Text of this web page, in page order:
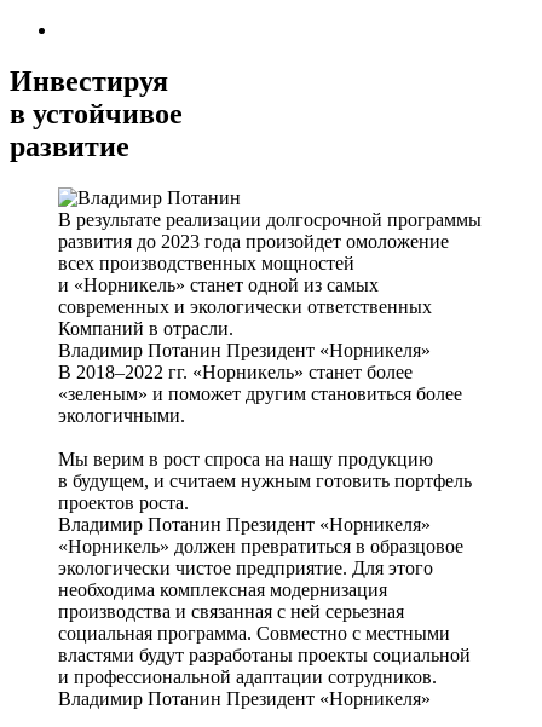
Инвестируя
в устойчивое
развитие
В результате реализации долгосрочной программы
развития до 2023 года произойдет омоложение
всех производственных мощностей
и «Норникель» станет одной из самых
современных и экологически ответственных
Компаний в отрасли.
Владимир Потанин Президент «Норникеля»
В 2018–2022 гг. «Норникель» станет более
«зеленым» и поможет другим становиться более
экологичными.
Мы верим в рост спроса на нашу продукцию
в будущем, и считаем нужным готовить портфель
проектов роста.
Владимир Потанин Президент «Норникеля»
«Норникель» должен превратиться в образцовое
экологически чистое предприятие. Для этого
необходима комплексная модернизация
производства и связанная с ней серьезная
социальная программа. Совместно с местными
властями будут разработаны проекты социальной
и профессиональной адаптации сотрудников.
Владимир Потанин Президент «Норникеля»